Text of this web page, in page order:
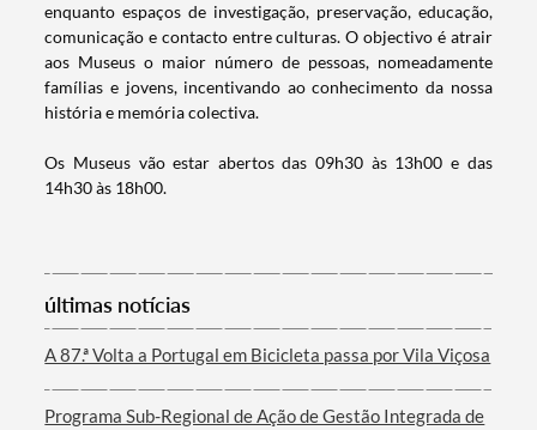
Termo de Pesquisa
enquanto espaços de investigação, preservação, educação,
comunicação e contacto entre culturas. O objectivo é atrair
aos Museus o maior número de pessoas, nomeadamente
famílias e jovens, incentivando ao conhecimento da nossa
história e memória colectiva.
Os Museus vão estar abertos das 09h30 às 13h00 e das
14h30 às 18h00.
últimas notícias
A 87.ª Volta a Portugal em Bicicleta passa por Vila Viçosa
Programa Sub-Regional de Ação de Gestão Integrada de